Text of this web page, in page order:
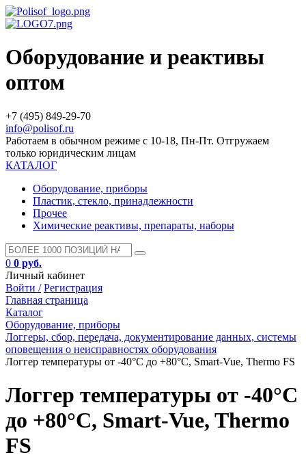
Оборудование и реактивы
оптом
+7 (495) 849-29-70
info@polisof.ru
Работаем в обычном режиме с 10-18, Пн-Пт. Отгружаем
только юридическим лицам
КАТАЛОГ
Оборудование, приборы
Пластик, стекло, принадлежности
Прочее
Химические реактивы, препараты, наборы
0 0 руб.
Личный кабинет
Войти / Регистрация
Главная страница
Каталог
Оборудование, приборы
Логгеры, сбор, передача, документирование данных, системы
оповещения о неисправностях оборудования
Логгер температуры от -40°С до +80°С, Smart-Vue, Thermo FS
Логгер температуры от -40°С
до +80°С, Smart-Vue, Thermo
FS